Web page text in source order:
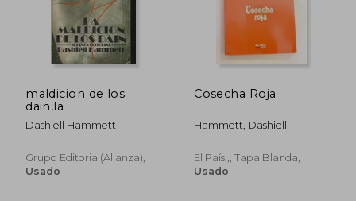
maldicion de los
dain,la
Dashiell Hammett
Grupo Editorial(alianza),
Usado
Cosecha Roja
Hammett, Dashiell
El País.,, Tapa Blanda,
Usado